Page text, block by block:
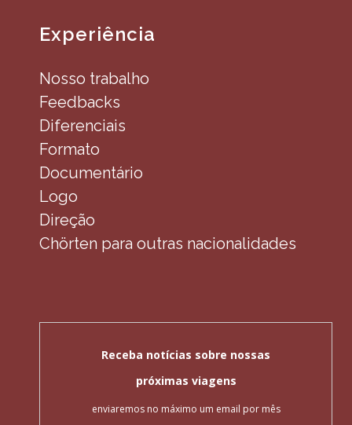
Experiência
Nosso trabalho
Feedbacks
Diferenciais
Formato
Documentário
Logo
Direção
Chörten para outras nacionalidades